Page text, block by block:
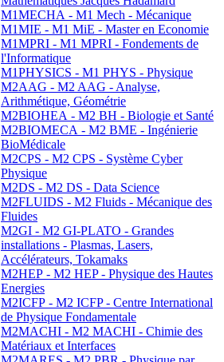
M1MECHA - M1 Mech - Mécanique
M1MIE - M1 MiE - Master en Economie
M1MPRI - M1 MPRI - Fondements de
l'Informatique
M1PHYSICS - M1 PHYS - Physique
M2AAG - M2 AAG - Analyse,
Arithmétique, Géométrie
M2BIOHEA - M2 BH - Biologie et Santé
M2BIOMECA - M2 BME - Ingénierie
BioMédicale
M2CPS - M2 CPS - Système Cyber
Physique
M2DS - M2 DS - Data Science
M2FLUIDS - M2 Fluids - Mécanique des
Fluides
M2GI - M2 GI-PLATO - Grandes
installations - Plasmas, Lasers,
Accélérateurs, Tokamaks
M2HEP - M2 HEP - Physique des Hautes
Energies
M2ICFP - M2 ICFP - Centre International
de Physique Fondamentale
M2MACHI - M2 MACHI - Chimie des
Matériaux et Interfaces